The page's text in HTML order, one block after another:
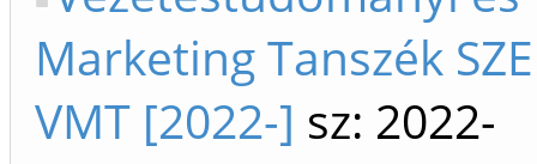
Marketing Tanszék
VMT [2022-] sz: 2022-